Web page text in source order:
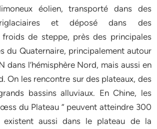
éolien, transporté dans des
et déposé dans des
froids de steppe, près des principales
du Quaternaire, principalement autour
dans l’hémisphère Nord, mais aussi en
On les rencontre sur des plateaux, des
bassins alluviaux. En Chine, les
du Plateau ” peuvent atteindre 300
aussi dans le plateau de la